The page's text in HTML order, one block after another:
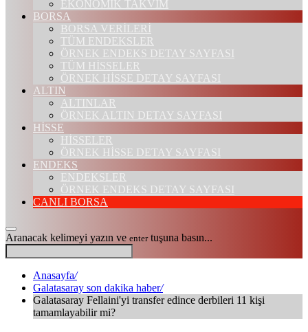
EKONOMİK TAKVİM
BORSA
BORSA VERİLERİ
TÜM ENDEKSLER
ÖRNEK ENDEKS DETAY SAYFASI
TÜM HİSSELER
ÖRNEK HİSSE DETAY SAYFASI
ALTIN
ALTINLAR
ÖRNEK ALTIN DETAY SAYFASI
HİSSE
HİSSELER
ÖRNEK HİSSE DETAY SAYFASI
ENDEKS
ENDEKSLER
ÖRNEK ENDEKS DETAY SAYFASI
CANLI BORSA
Aranacak kelimeyi yazın ve entertuşuna basın...
Anasayfa/
Galatasaray son dakika haber/
Galatasaray Fellaini'yi transfer edince derbileri 11 kişi
tamamlayabilir mi?